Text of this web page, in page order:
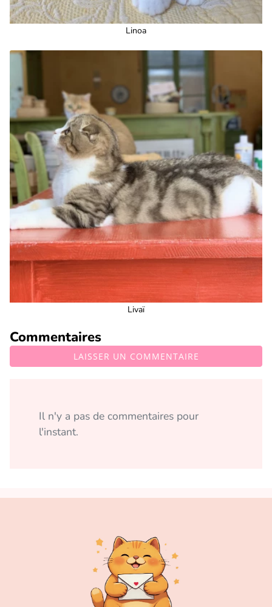
Linoa
Livaï
Commentaires
LAISSER UN COMMENTAIRE
Il n'y a pas de commentaires pour
l'instant.